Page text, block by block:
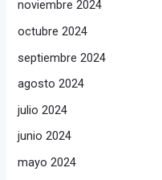
noviembre 2024
octubre 2024
septiembre 2024
agosto 2024
julio 2024
junio 2024
mayo 2024